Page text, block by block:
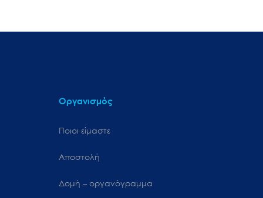
Οργανισμός
Ποιοι είμαστε
Αποστολή
Δομή – οργανόγραμμα